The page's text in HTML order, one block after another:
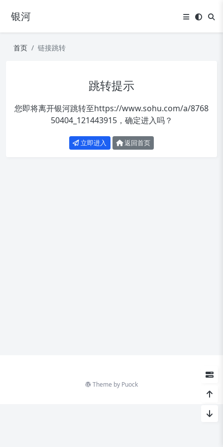
银河
首页 链接跳转
跳转提示
您即将离开银河跳转至https://www.sohu.com/a/8768
50404_121443915，确定进入吗？
立即进入 返回首页
Theme by Puock